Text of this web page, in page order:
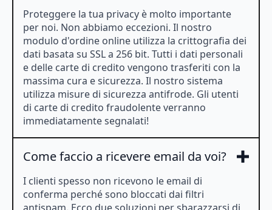
Proteggere la tua privacy è molto importante
per noi. Non abbiamo eccezioni. Il nostro
modulo d'ordine online utilizza la crittografia dei
dati basata su SSL a 256 bit. Tutti i dati personali
e delle carte di credito vengono trasferiti con la
massima cura e sicurezza. Il nostro sistema
utilizza misure di sicurezza antifrode. Gli utenti
di carte di credito fraudolente verranno
immediatamente segnalati!
Come faccio a ricevere email da voi?
I clienti spesso non ricevono le email di
conferma perché sono bloccati dai filtri